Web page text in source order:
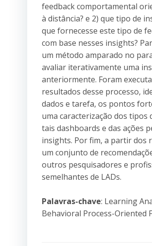
feedback comportamental
à distância? e 2) que tipo de
que fornecesse este tipo de
com base nesses insights?
um método amparado no
avaliar iterativamente uma
anteriormente. Foram
resultados desse processo,
dados e tarefa, os pontos
uma caracterização dos
tais dashboards e das ações
insights. Por fim, a partir
um conjunto de
outros pesquisadores e
semelhantes de LADs.
Palavras-chave: Learning
Behavioral Process-Oriented